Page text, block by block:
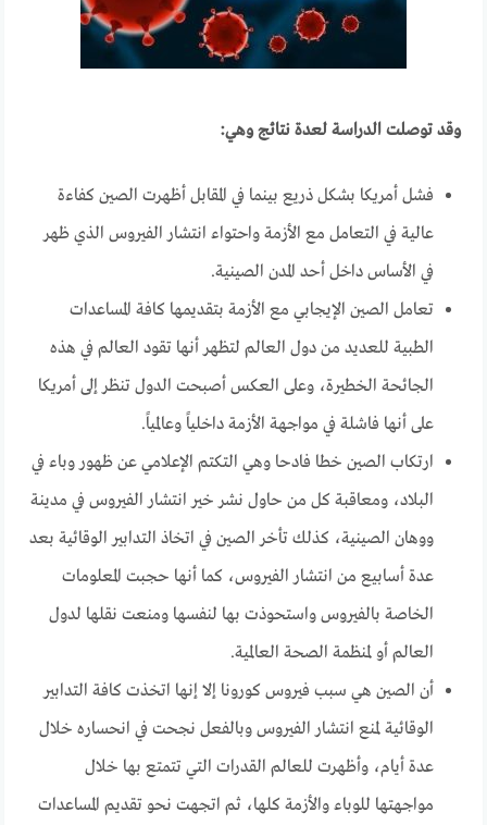
وقد توصلت الدراسة لعدة نتائج وهي:
فشل أمريكا بشكل ذريع بينما في المقابل أظهرت الصين كفاءة
عالية في التعامل مع الأزمة واحتواء انتشار الفيروس الذي ظهر
في الأساس داخل أحد المدن الصينية.
تعامل الصين الإيجابي مع الأزمة بتقديمها كافة المساعدات
الطبية للعديد من دول العالم لتظهر أنها تقود العالم في هذه
الجائحة الخطيرة، وعلى العكس أصبحت الدول تنظر إلى أمريكا
على أنها فاشلة في مواجهة الأزمة داخلياً وعالمياً.
ارتكاب الصين خطا فادحا وهي التكتم الإعلامي عن ظهور وباء في
البلاد، ومعاقبة كل من حاول نشر خير انتشار الفيروس في مدينة
ووهان الصينية، كذلك تأخر الصين في اتخاذ التدابير الوقائية بعد
عدة أسابيع من انتشار الفيروس، كما أنها حجبت المعلومات
الخاصة بالفيروس واستحوذت بها لنفسها ومنعت نقلها لدول
العالم أو لمنظمة الصحة العالمية.
أن الصين هي سبب فيروس كورونا إلا إنها اتخذت كافة التدابير
الوقائية لمنع انتشار الفيروس وبالفعل نجحت في انحساره خلال
عدة أيام، وأظهرت للعالم القدرات التي تتمتع بها خلال
مواجهتها للوباء والأزمة كلها، ثم اتجهت نحو تقديم المساعدات